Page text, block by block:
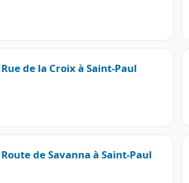
de la Croix à Saint-Paul
de Savanna à Saint-Paul